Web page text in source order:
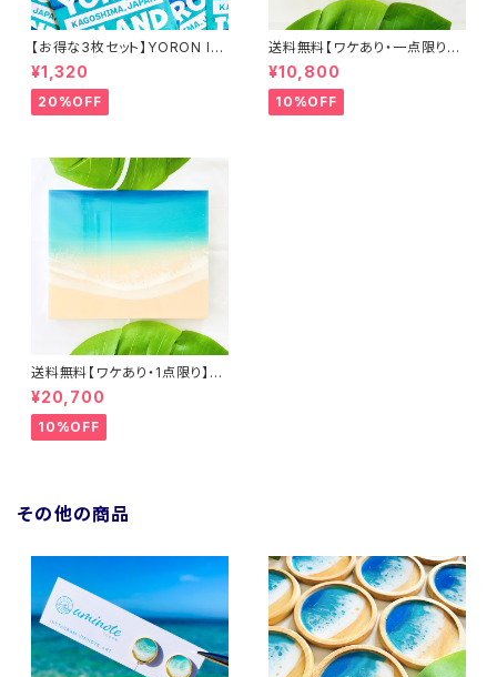
【お得な3枚セット】YORON IS
LAND ステッカー
¥1,320
20%OFF
送料無料【ワケあり・一点限り】
アートパネル (A5サイズ 21cm
× 14.8cm)オーシャンアート エ
ポキシ樹脂 インテリア おしゃれ
波 ビーチ 砂浜 青 ブルー グラデ
¥10,800
10%OFF
送料無料【ワケあり・1点限り】大
きめアートパネル (F3サイズ 2
7.3cm × 22cm)オーシャンレ
ジンアート エポキシ樹脂 インテ
リア おしゃれ 波 ビーチ 砂浜 青
¥20,700
10%OFF
その他の商品